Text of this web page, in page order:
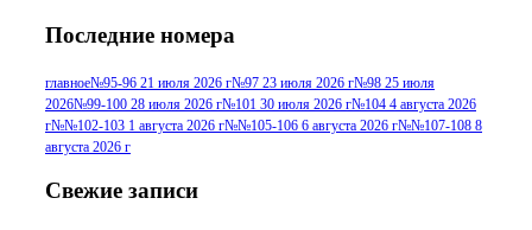
июля 2017 г(11)№96 9 августа 2012
г(13) №96 28 июля 2015 г(9) №96+97 3
июля 2014 г(10)№96+97 30 июля
2016 г(13)
июля 2017 г
Последние номера
главное№95-96 21 июля 2026 г№97 23 июля 2026 г№98 25 июля
2026№99-100 28 июля 2026 г№101 30 июля 2026 г№104 4 августа 2026
г№№102-103 1 августа 2026 г№№105-106 6 августа 2026 г№№107-108 8
августа 2026 г
Свежие записи